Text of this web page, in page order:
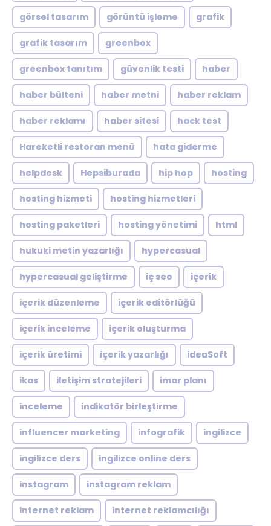
görsel tasarım görüntü işleme grafik
grafik tasarım greenbox
greenbox tanıtım güvenlik testi haber
haber bülteni haber metni haber reklam
haber reklamı haber sitesi hack test
Hareketli restoran menü hata giderme
helpdesk Hepsiburada hip hop hosting
hosting hizmeti hosting hizmetleri
hosting paketleri hosting yönetimi html
hukuki metin yazarlığı hypercasual
hypercasual geliştirme iç seo içerik
içerik düzenleme içerik editörlüğü
içerik inceleme içerik oluşturma
içerik üretimi içerik yazarlığı ideaSoft
ikas iletişim stratejileri imar planı
inceleme indikatör birleştirme
influencer marketing infografik ingilizce
ingilizce ders ingilizce online ders
instagram instagram reklam
internet reklam internet reklamcılığı